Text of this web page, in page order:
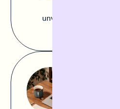
unvorhergesehene